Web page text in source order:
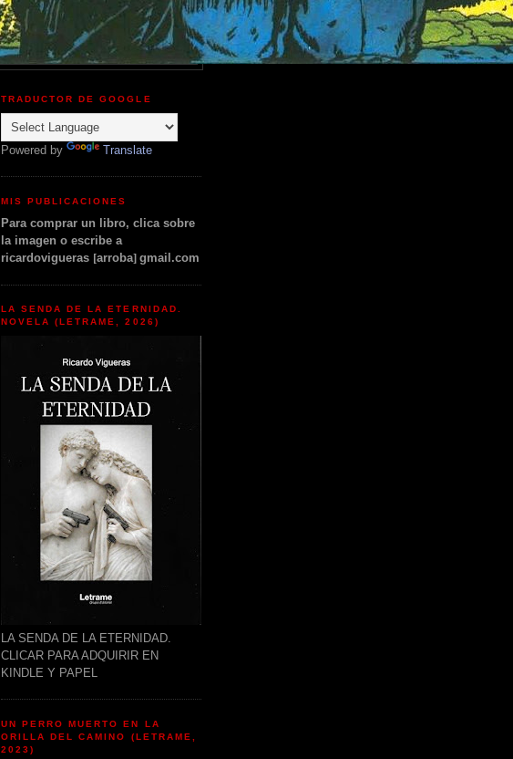
TRADUCTOR DE GOOGLE
Powered by Translate
MIS PUBLICACIONES
Para comprar un libro, clica sobre
la imagen o escribe a
ricardovigueras [arroba] gmail.com
LA SENDA DE LA ETERNIDAD.
NOVELA (LETRAME, 2026)
LA SENDA DE LA ETERNIDAD.
CLICAR PARA ADQUIRIR EN
KINDLE Y PAPEL
UN PERRO MUERTO EN LA
ORILLA DEL CAMINO (LETRAME,
2023)